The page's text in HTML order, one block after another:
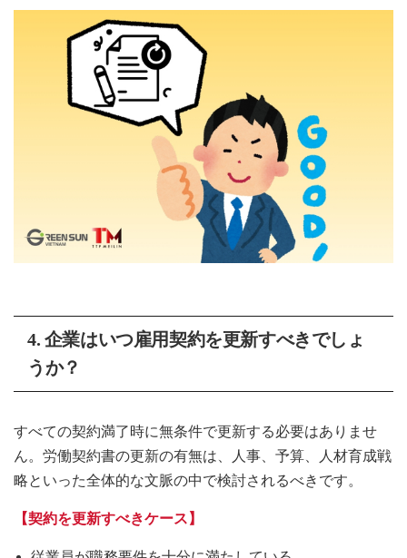
4. 企業はいつ雇用契約を更新すべきでしょ
うか？
すべての契約満了時に無条件で更新する必要はありませ
ん。労働契約書の更新の有無は、人事、予算、人材育成戦
略といった全体的な文脈の中で検討されるべきです。
【契約を更新すべきケース】